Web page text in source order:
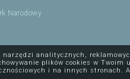
Narodowy
analitycznych,
plików cookies w
i na innych stronach.